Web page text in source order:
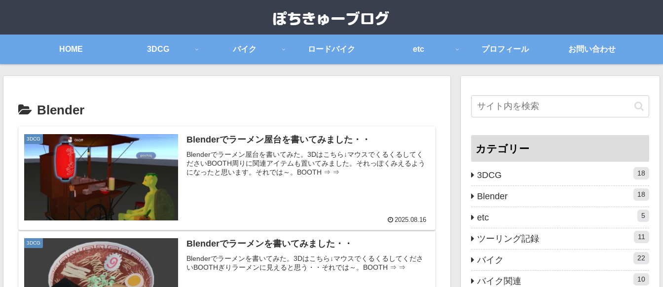
HOME 3DCG バイク ロードバイク etc プロフィール お問い合わせ
Blender
3DCG Blenderでラーメン屋台を書いてみました・・
Blenderでラーメン屋台を書いてみた。3Dはこちら↓マウスでくるくるしてく
ださいBOOTH周りに関連アイテムも置いてみました。それっぽくみえるよう
になったと思います。それでは～。BOOTH ⇒ ⇒
2025.08.16
3DCG Blenderでラーメンを書いてみました・・
Blenderでラーメンを書いてみた。3Dはこちら↓マウスでくるくるしてくださ
いBOOTHぎりラーメンに見えると思う・・それでは～。BOOTH ⇒ ⇒
カテゴリー
3DCG 18
Blender 18
etc 5
ツーリング記録 11
バイク 22
バイク関連 10